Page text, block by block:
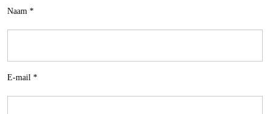
Naam *
E-mail *